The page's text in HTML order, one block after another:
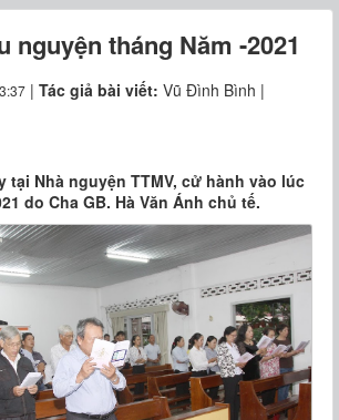
nguyện tháng Năm -2021
| Tác giả bài viết: Vũ Đình Bình |
tại Nhà nguyện TTMV, cử hành vào lúc
do Cha GB. Hà Văn Ánh chủ tế.